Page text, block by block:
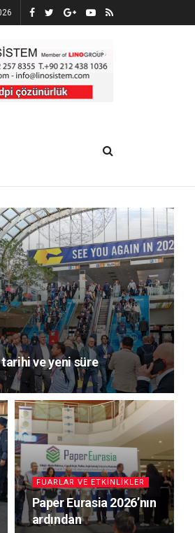
ve yeni süre
FUARLAR VE ETKINLIKLER
Paper Eurasia 2026’nın
ardından